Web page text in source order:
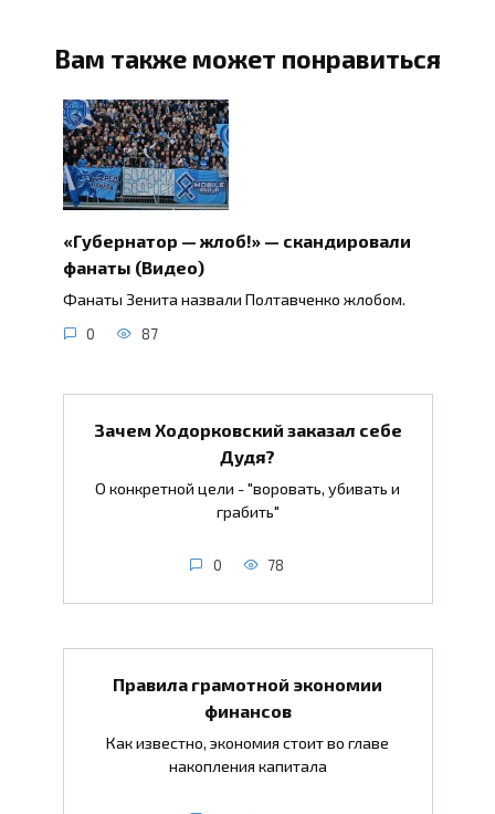
Вам также может понравиться
«Губернатор — жлоб!» — скандировали
фанаты (Видео)
Фанаты Зенита назвали Полтавченко жлобом.
0 87
Зачем Ходорковский заказал себе
Дудя?
О конкретной цели - "воровать, убивать и
грабить"
0 78
Правила грамотной экономии
финансов
Как известно, экономия стоит во главе
накопления капитала